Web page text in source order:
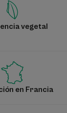
vegetal
en Francia